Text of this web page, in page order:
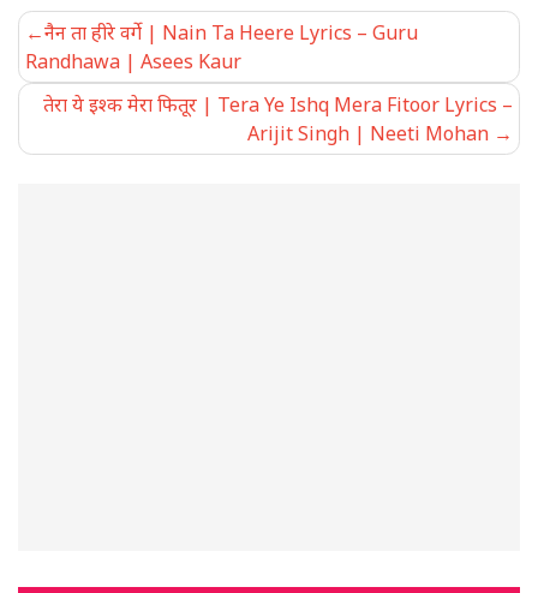
Post
navigation
नैन ता हीरे वर्गे | Nain Ta Heere Lyrics – Guru
Randhawa | Asees Kaur
तेरा ये इश्क मेरा फितूर | Tera Ye Ishq Mera Fitoor Lyrics –
Arijit Singh | Neeti Mohan